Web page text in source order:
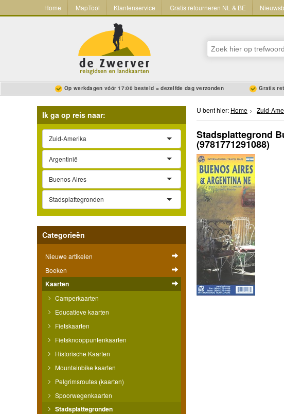
Home MapTool Klantenservice Gratis retourneren NL & BE
Op werkdagen vóór 17:00 besteld = dezelfde dag verzonden Gratis
Ik ga op reis naar:
Zuid-Amerika
Argentinië
Buenos Aires
Stadsplattegronden
Categorieën
Nieuwe artikelen
Boeken
Kaarten
Camperkaarten
Educatieve kaarten
Fietskaarten
Fietsknooppuntenkaarten
Historische Kaarten
Mountainbike kaarten
Pelgrimsroutes (kaarten)
Spoorwegenkaarten
Stadsplattegronden
U bent hier: Home Zuid-
Stadsplattegrond
(9781771291088)